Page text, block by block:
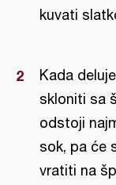
kuvati
Kada
skloniti sa
odstoji
sok, pa će
vratiti na